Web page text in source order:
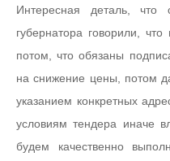
Интересная деталь, что
губернатора говорили,
потом, что обязаны
на снижение цены, потом
указанием конкретных
условиям тендера иначе
будем качественно